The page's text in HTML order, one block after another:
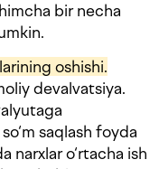
bir necha
oshishi.
devalvatsiya.
saqlash foyda
narxlar o‘rtacha ish